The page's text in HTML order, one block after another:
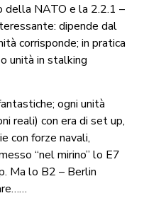
NATO e la 2.2.1 –
dipende dal
corrisponde; in pratica
unità in stalking
ogni unità
reali) con era di set up,
con forze navali,
“nel mirino” lo E7
Ma lo B2 – Berlin